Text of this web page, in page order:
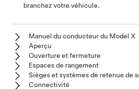
branchez votre véhicule.
Manuel du conducteur du Model X
Aperçu
Ouverture et fermeture
Espaces de rangement
Sièges et systèmes de retenue de
Connectivité